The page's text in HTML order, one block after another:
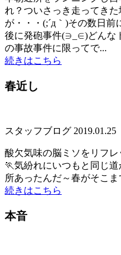
れ？ついさっき走ってき
が・・・(;´д｀)その数日
後に発砲事件(∋_∈)どんな
の事故事件に限ってで...
続きはこちら
春近し
スタッフブログ 2019.01.25
酸欠気味の脳ミソをリフ
🏃気紛れにいつもと同じ
所あったんだ～春がそこま
続きはこちら
本音